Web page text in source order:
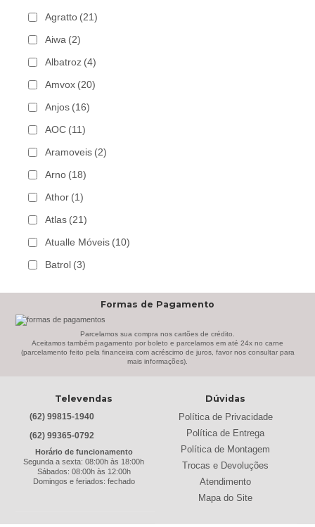
Agratto (21)
Aiwa (2)
Albatroz (4)
Amvox (20)
Anjos (16)
AOC (11)
Aramoveis (2)
Arno (18)
Athor (1)
Atlas (21)
Atualle Móveis (10)
Batrol (3)
Bem Estar Clima (2)
Bem Estar Estofados (3)
Bertolini (2)
Best (9)
Braslar (6)
Formas de Pagamento
Parcelamos sua compra nos cartões de crédito.
Aceitamos também pagamento por boleto e parcelamos em até 24x no carne
(parcelamento feito pela financeira com acréscimo de juros, favor nos consultar para
mais informações).
Televendas
(62) 99815-1940
(62) 99365-0792
Horário de funcionamento
Segunda a sexta: 08:00h às 18:00h
Sábados: 08:00h às 12:00h
Domingos e feriados: fechado
Dúvidas
Política de Privacidade
Política de Entrega
Política de Montagem
Trocas e Devoluções
Atendimento
Mapa do Site